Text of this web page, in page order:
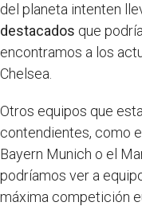
del planeta intenten
destacados que
encontramos a los
Chelsea.
Otros equipos que
contendientes, como
Bayern Munich o el
podríamos ver a
máxima competición